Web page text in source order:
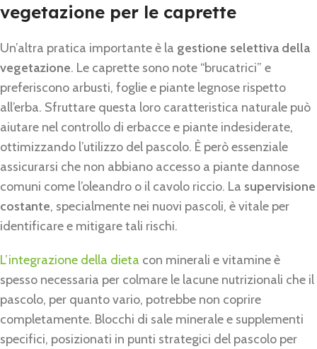
vegetazione per le caprette
Un’altra pratica importante è la gestione selettiva della
vegetazione. Le caprette sono note “brucatrici” e
preferiscono arbusti, foglie e piante legnose rispetto
all’erba. Sfruttare questa loro caratteristica naturale può
aiutare nel controllo di erbacce e piante indesiderate,
ottimizzando l’utilizzo del pascolo. È però essenziale
assicurarsi che non abbiano accesso a piante dannose
comuni come l’oleandro o il cavolo riccio. La supervisione
costante, specialmente nei nuovi pascoli, è vitale per
identificare e mitigare tali rischi.
L’integrazione della dieta con minerali e vitamine è
spesso necessaria per colmare le lacune nutrizionali che il
pascolo, per quanto vario, potrebbe non coprire
completamente. Blocchi di sale minerale e supplementi
specifici, posizionati in punti strategici del pascolo per